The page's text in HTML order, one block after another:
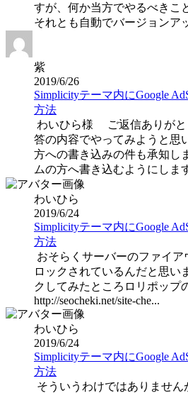
すが、何か当方でやるべきこ
それとも自動でバージョンア
紫
2019/6/26
Simplicityテーマ内にGoogle
方法
わいひら様 ご返信ありが
答の内容でやってみようと
方への書き込みの件も承知し
ムの方へ書き込むようにしま
わいひら
2019/6/24
Simplicityテーマ内にGoogle
方法
おそらくサーバーのファイ
ロックされているんだと思い
クしてみたところロリポップ
http://seocheki.net/site-che...
わいひら
2019/6/24
Simplicityテーマ内にGoogle
方法
そういうわけではありませ